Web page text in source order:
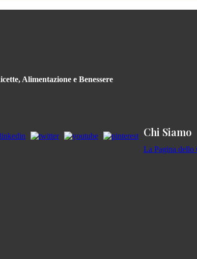
Alimentazione e Benessere
Chi Siamo
La Pagina dello